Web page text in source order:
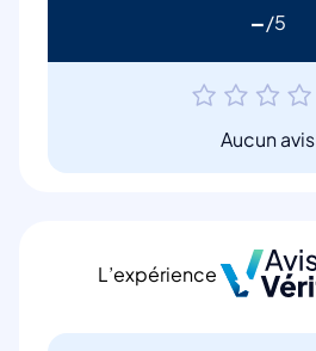
-
Aucun avis
L’expérience